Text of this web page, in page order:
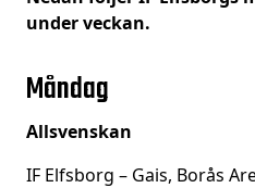
under veckan.
Måndag
Allsvenskan
IF Elfsborg – Gais, Borås